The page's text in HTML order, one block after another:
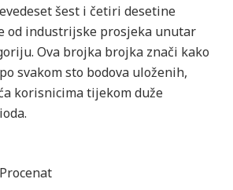
šest i četiri desetine
od industrijske prosjeka unutar
Ova brojka brojka znači kako
svakom sto bodova uloženih,
korisnicima tijekom duže